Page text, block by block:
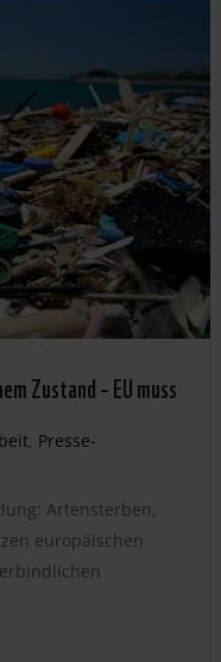
Zustand – EU muss
, Presse-
Artensterben,
europäischen